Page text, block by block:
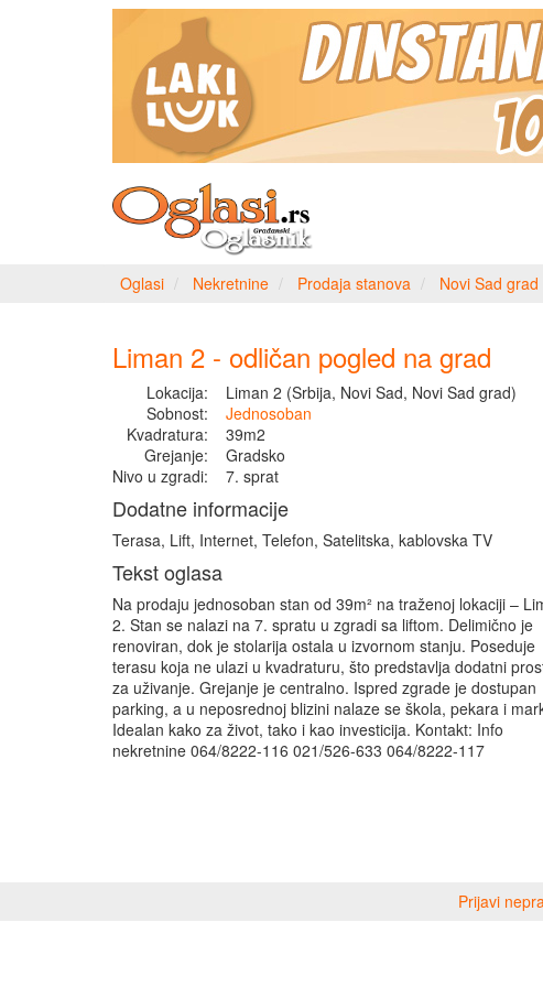
Oglasi Nekretnine Prodaja stanova Novi Sad grad
Liman 2 - odličan pogled na grad
Lokacija:
Liman 2 (Srbija, Novi Sad, Novi Sad grad)
Sobnost:
Jednosoban
Kvadratura:
39m2
Grejanje:
Gradsko
Nivo u zgradi:
7. sprat
Dodatne informacije
Terasa, Lift, Internet, Telefon, Satelitska, kablovska TV
Tekst oglasa
Na prodaju jednosoban stan od 39m² na traženoj lokaciji –
2. Stan se nalazi na 7. spratu u zgradi sa liftom. Delimično je
renoviran, dok je stolarija ostala u izvornom stanju. Poseduje
terasu koja ne ulazi u kvadraturu, što predstavlja dodatni
za uživanje. Grejanje je centralno. Ispred zgrade je dostupan
parking, a u neposrednoj blizini nalaze se škola, pekara i
Idealan kako za život, tako i kao investicija. Kontakt: Info
nekretnine 064/8222-116 021/526-633 064/8222-117
Prijavi